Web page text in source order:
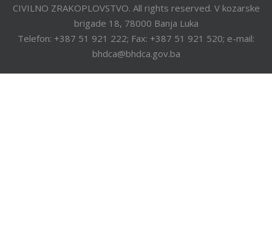
CIVILNO ZRAKOPLOVSTVO. All rights reserved. V kozarske
brigade 18, 78000 Banja Luka
Telefon: +387 51 921 222; Fax: +387 51 921 520; e-mail:
bhdca@bhdca.gov.ba